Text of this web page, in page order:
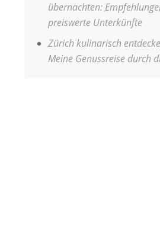
übernachten:
preiswerte Unterkünfte
Zürich kulinarisch
Meine Genussreise durch